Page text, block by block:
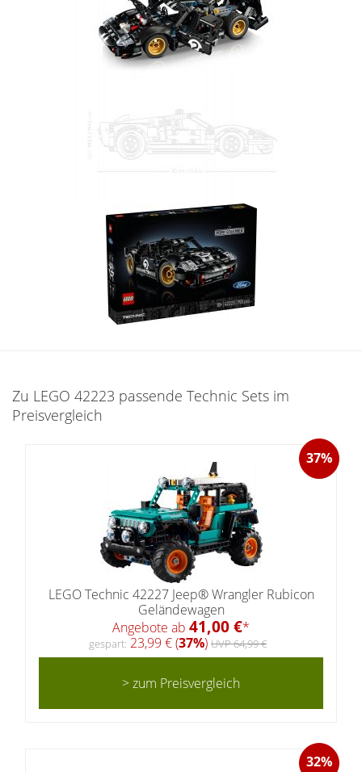
Zu LEGO 42223 passende Technic Sets im
Preisvergleich
37%
LEGO Technic 42227 Jeep® Wrangler Rubicon
Geländewagen
Angebote ab 41,00 €*
gespart: 23,99 € (37%) UVP 64,99 €
> zum Preisvergleich
32%